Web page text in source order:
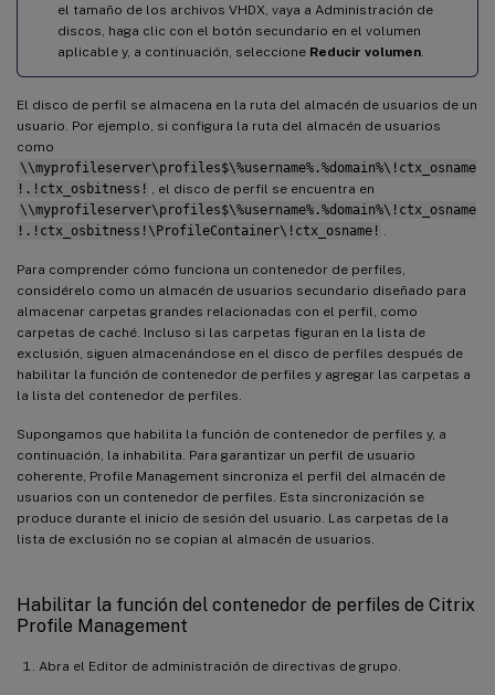
el tamaño de los archivos VHDX, vaya a Administración de
discos, haga clic con el botón secundario en el volumen
aplicable y, a continuación, seleccione Reducir volumen
El disco de perfil se almacena en la ruta del almacén de usuarios de un
usuario. Por ejemplo, si configura la ruta del almacén de usuarios
como
\\myprofileserver\profiles$\%username%.%domain%\!ctx_osname
!.!ctx_osbitness!
, el disco de perfil se encuentra en
\\myprofileserver\profiles$\%username%.%domain%\!ctx_osname
!.!ctx_osbitness!\ProfileContainer\!ctx_osname!
Para comprender cómo funciona un contenedor de perfiles,
considérelo como un almacén de usuarios secundario diseñado para
almacenar carpetas grandes relacionadas con el perfil, como
carpetas de caché. Incluso si las carpetas figuran en la lista de
exclusión, siguen almacenándose en el disco de perfiles después de
habilitar la función de contenedor de perfiles y agregar las carpetas a
la lista del contenedor de perfiles.
Supongamos que habilita la función de contenedor de perfiles y, a
continuación, la inhabilita. Para garantizar un perfil de usuario
coherente, Profile Management sincroniza el perfil del almacén de
usuarios con un contenedor de perfiles. Esta sincronización se
produce durante el inicio de sesión del usuario. Las carpetas de la
lista de exclusión no se copian al almacén de usuarios.
Habilitar la función del contenedor de perfiles de Citrix
Profile Management
Abra el Editor de administración de directivas de grupo.